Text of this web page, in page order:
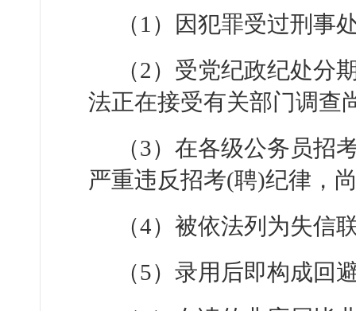
（1）因犯罪受过刑事
（2）受党纪政纪处分
法正在接受有关部门调查
（3）在各级公务员招
严重违反招考(聘)纪律，
（4）被依法列为失信
（5）录用后即构成回